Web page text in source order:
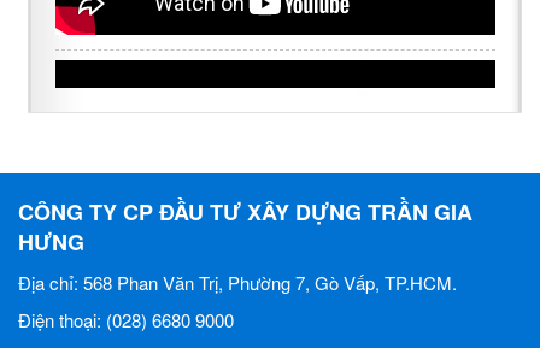
CÔNG TY CP ĐẦU TƯ XÂY DỰNG TRẦN GIA
HƯNG
Địa chỉ: 568 Phan Văn Trị, Phường 7, Gò Vấp, TP.HCM.
Điện thoại: (028) 6680 9000